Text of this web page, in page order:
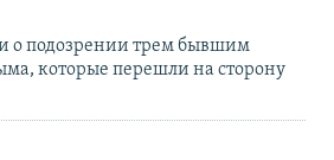
о подозрении трем бывшим
которые перешли на сторону